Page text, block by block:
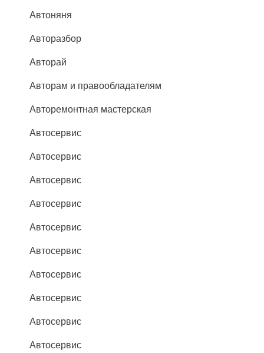
Автоняня
Авторазбор
Авторай
Авторам и правообладателям
Авторемонтная мастерская
Автосервис
Автосервис
Автосервис
Автосервис
Автосервис
Автосервис
Автосервис
Автосервис
Автосервис
Автосервис